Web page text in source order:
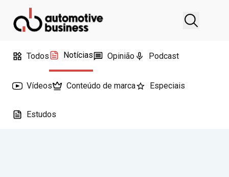
Todos Notícias Opinião Podcast
Vídeos Conteúdo de marca Especiais
Estudos